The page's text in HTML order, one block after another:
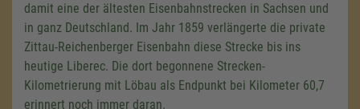
damit eine der ältesten Eisenbahnstrecken in Sachsen und
in ganz Deutschland. Im Jahr 1859 verlängerte die private
Zittau-Reichenberger Eisenbahn diese Strecke bis ins
heutige Liberec. Die dort begonnene Strecken-
Kilometrierung mit Löbau als Endpunkt bei Kilometer 60,7
erinnert noch immer daran.